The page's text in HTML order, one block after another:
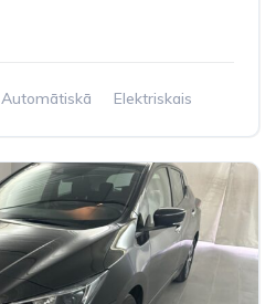
Automātiskā
Elektriskais